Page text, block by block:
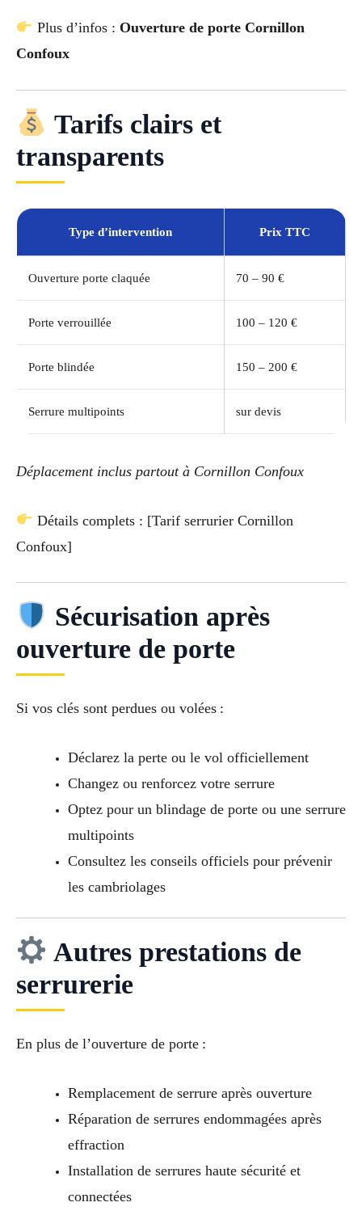
Plus d’infos : Ouverture de porte Cornillon
Confoux
Tarifs clairs et
transparents
Type d’intervention Prix TTC
Ouverture porte claquée 70 – 90 €
Porte verrouillée 100 – 120 €
Porte blindée 150 – 200 €
Serrure multipoints sur devis
Déplacement inclus partout à Cornillon Confoux
Détails complets : [Tarif serrurier Cornillon
Confoux]
Sécurisation après
ouverture de porte
Si vos clés sont perdues ou volées :
Déclarez la perte ou le vol officiellement
Changez ou renforcez votre serrure
Optez pour un blindage de porte ou une serrure
multipoints
Consultez les conseils officiels pour prévenir
les cambriolages
Autres prestations de
serrurerie
En plus de l’ouverture de porte :
Remplacement de serrure après ouverture
Réparation de serrures endommagées après
effraction
Installation de serrures haute sécurité et
connectées